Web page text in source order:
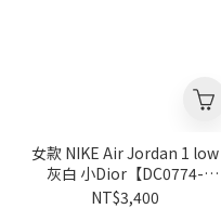
女款 NIKE Air Jordan 1 low
灰白 小Dior【DC0774-
105】
NT$3,400